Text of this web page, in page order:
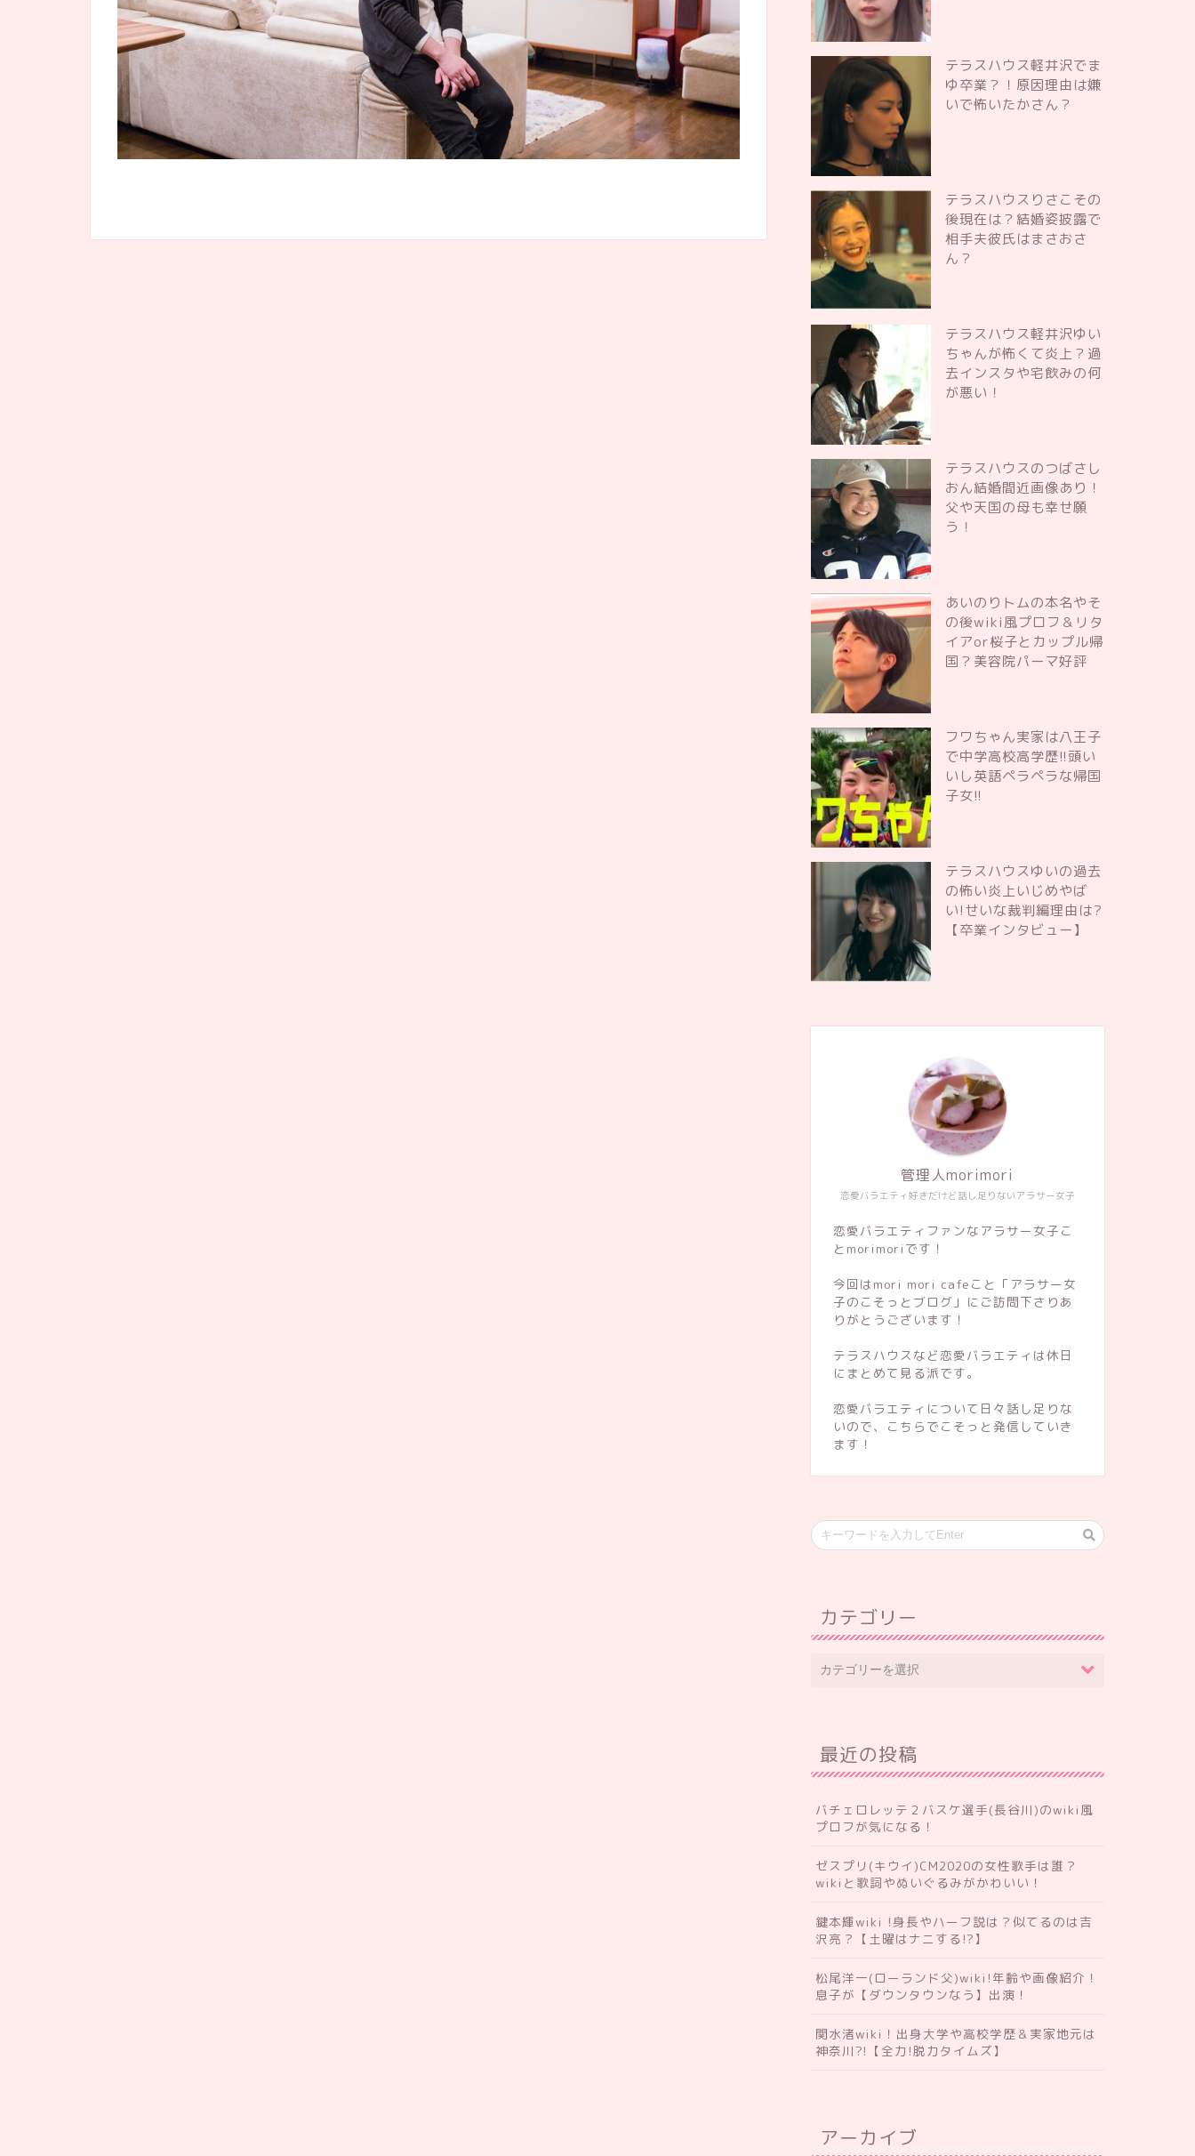
テラスハウス軽井沢でま
ゆ卒業？！原因理由は嫌
いで怖いたかさん？
テラスハウスりさこその
後現在は？結婚姿披露で
相手夫彼氏はまさおさ
ん？
テラスハウス軽井沢ゆい
ちゃんが怖くて炎上？過
去インスタや宅飲みの何
が悪い！
テラスハウスのつばさし
おん結婚間近画像あり！
父や天国の母も幸せ願
う！
あいのりトムの本名やそ
の後wiki風プロフ＆リタ
イアor桜子とカップル帰
国？美容院パーマ好評
フワちゃん実家は八王子
で中学高校高学歴!!頭い
いし英語ペラペラな帰国
子女!!
テラスハウスゆいの過去
の怖い炎上いじめやば
い!せいな裁判編理由は?
【卒業インタビュー】
恋愛バラエティ好きだけど話し足りないアラサー女子
管理人morimori
恋愛バラエティファンなアラサー女子こ
とmorimoriです！
今回はmori mori cafeこと「アラサー女
子のこそっとブログ」にご訪問下さりあ
りがとうございます！
テラスハウスなど恋愛バラエティは休日
にまとめて見る派です。
恋愛バラエティについて日々話し足りな
いので、こちらでこそっと発信していき
ます！
カテゴリー
最近の投稿
バチェロレッテ２バスケ選手(長谷川)のwiki風
プロフが気になる！
ゼスプリ(キウイ)CM2020の女性歌手は誰？
wikiと歌詞やぬいぐるみがかわいい！
鍵本輝wiki !身長やハーフ説は？似てるのは吉
沢亮？【土曜はナニする!?】
松尾洋一(ローランド父)wiki!年齢や画像紹介！
息子が【ダウンタウンなう】出演！
関水渚wiki！出身大学や高校学歴＆実家地元は
神奈川?!【全力!脱力タイムズ】
アーカイブ